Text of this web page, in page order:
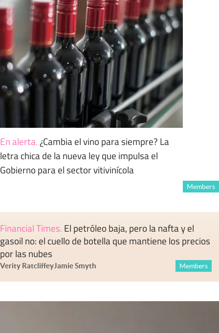
En alerta.¿Cambia el vino para siempre? La
letra chica de la nueva ley que impulsa el
Gobierno para el sector vitivinícola
Members
Financial Times. El petróleo baja, pero la nafta y el
gasoil no: el cuello de botella que mantiene los precios
por las nubes
Verity RatcliffeyJamie Smyth Members